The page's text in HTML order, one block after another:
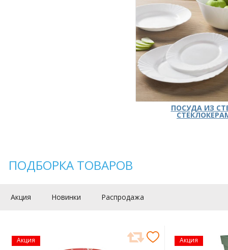
ПОСУДА ИЗ
ПОДБОРКА ТОВАРОВ
Акция Новинки Распродажа
Акция Акция